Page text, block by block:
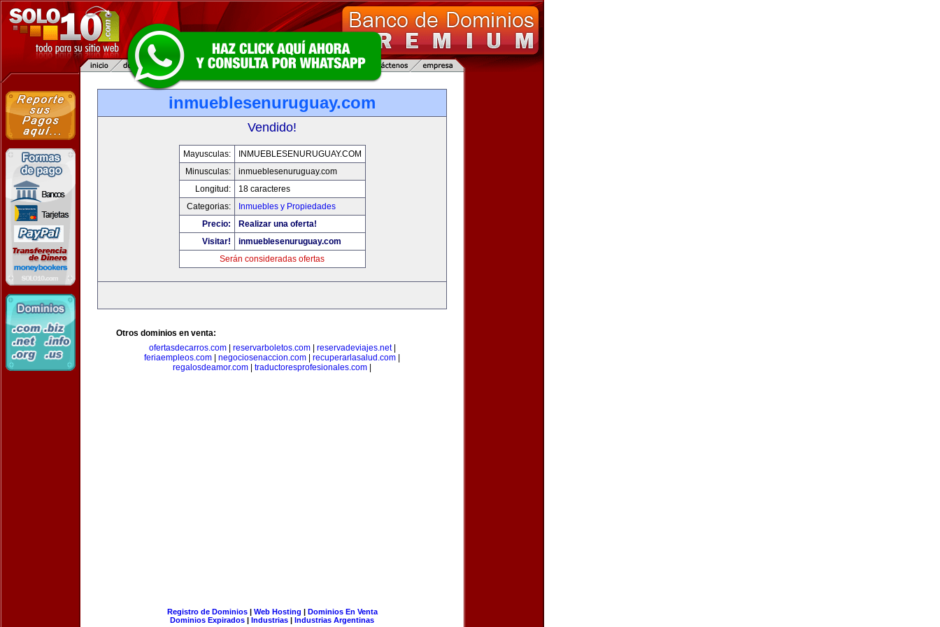
inmueblesenuruguay.com
Vendido!
Mayusculas:
INMUEBLESENURUGUAY.COM
Minusculas:
inmueblesenuruguay.com
Longitud:
18 caracteres
Categorias:
Inmuebles y Propiedades
Precio:
Realizar una oferta!
Visitar!
inmueblesenuruguay.com
Serán consideradas ofertas
Otros dominios en venta:
ofertasdecarros.com| reservarboletos.com| reservadeviajes.net|
feriaempleos.com
negociosenaccion.com recuperarlasalud.com
regalosdeamor.com
traductoresprofesionales.com
Registro de Dominios| Web Hosting | Dominios En Venta
Dominios Expirados | Industrias | Industrias Argentinas